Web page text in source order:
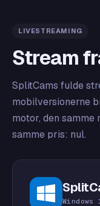
LIVESTREAMING
Stream
SplitCams fulde
mobilversionerne
motor, den samme
samme pris: nul.
Windows